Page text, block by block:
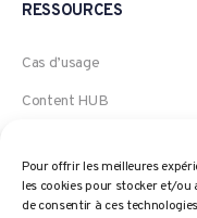
Pour offrir les meilleures
les cookies pour stocker et/ou
de consentir à ces
RESSOURCES
Cas d’usage
Content HUB
Webinars